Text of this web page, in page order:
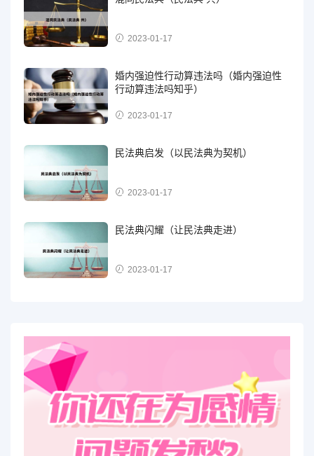
2023-01-17
婚内强迫性行动算违法吗（婚内强迫性
行动算违法吗知乎）
2023-01-17
民法典启发（以民法典为契机）
2023-01-17
民法典闪耀（让民法典走进）
2023-01-17